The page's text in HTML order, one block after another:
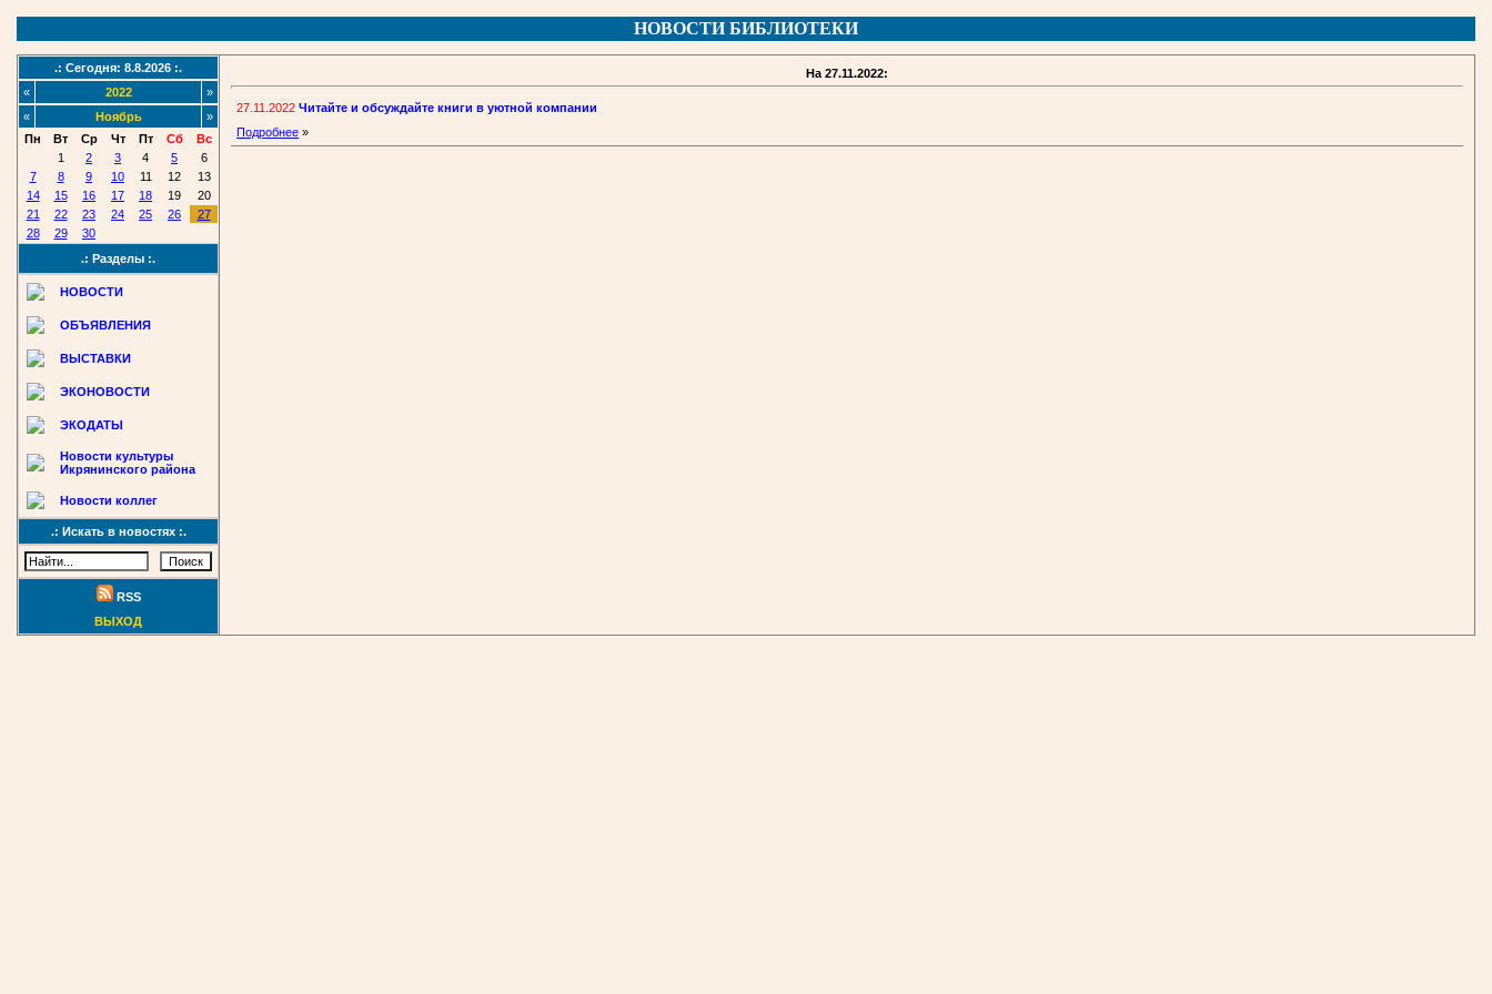
НОВОСТИ БИБЛИОТЕКИ
.: Сегодня: 8.8.2026 :.
«
2022
»
«
Ноябрь
»
Пн
Вт Ср Чт Пт Сб
Вс
1
2 3 4 5
6
7
8 9 10 11 12
13
14
15 16 17 18 19
20
21
22 23 24 25 26
27
28
29
30
.: Разделы :.
НОВОСТИ
ОБЪЯВЛЕНИЯ
ВЫСТАВКИ
ЭКОНОВОСТИ
ЭКОДАТЫ
Новости культуры
Икрянинского района
Новости коллег
.: Искать в новостях :.
RSS
ВЫХОД
На 27.11.2022:
27.11.2022 Читайте и обсуждайте книги в уютной компании
Подробнее »